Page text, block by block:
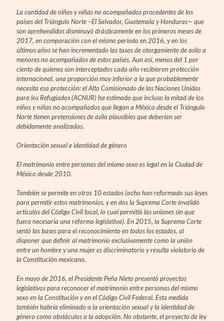
La cantidad de niños y niñas no acompañados procedentes de los
países del Triángulo Norte –El Salvador, Guatemala y Honduras— que
son aprehendidos disminuyó drásticamente en los primeros meses de
2017, en comparación con el mismo período en 2016, y en los
últimos años se han incrementado las tasas de otorgamiento de asilo a
menores no acompañados de estos países. Aun así, menos del 1 por
ciento de quienes son interceptados cada año recibieron protección
internacional, una proporción muy inferior a la que probablemente
necesita esa protección: el Alto Comisionado de las Naciones Unidas
para los Refugiados (ACNUR) ha estimado que incluso la mitad de los
niños y niñas no acompañados que llegan a México desde el Triángulo
Norte tienen pretensiones de asilo plausibles que deberían ser
debidamente analizadas.
Orientación sexual e identidad de género
El matrimonio entre personas del mismo sexo es legal en la Ciudad de
México desde 2010.
También se permite en otros 10 estados (ocho han reformado sus leyes
para permitir estos matrimonios, y en dos la Suprema Corte invalidó
artículos del Código Civil local, lo cual permitió las uniones sin que
fuera necesaria una reforma legislativa). En 2015, la Suprema Corte
sentó las bases para el reconocimiento en todos los estados, al
disponer que definir al matrimonio exclusivamente como la unión
entre un hombre y una mujer es discriminatorio y resulta violatorio de
la Constitución mexicana.
En mayo de 2016, el Presidente Peña Nieto presentó proyectos
legislativos para reconocer el matrimonio entre personas del mismo
sexo en la Constitución y en el Código Civil Federal. Esta medida
también habría eliminado a la orientación sexual y la identidad de
género como obstáculos a la adopción. No obstante, el proyecto de ley